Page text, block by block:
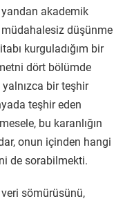
akademik
müdahalesiz düşünme
kurguladığım bir
dört bölümde
bir teşhir
teşhir eden
bu karanlığın
onun içinden hangi
de sorabilmekti.
sömürüsünü,